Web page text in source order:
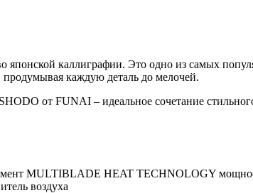
японской каллиграфии. Это одно из самых
каждую деталь до мелочей.
от FUNAI – идеальное сочетание
MULTIBLADE HEAT TECHNOLOGY
воздуха